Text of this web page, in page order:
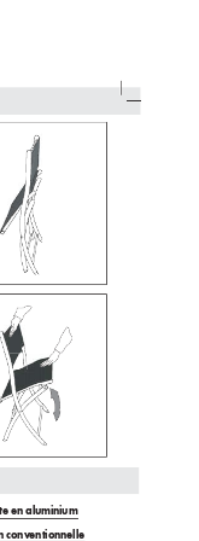
en aluminium
conventionnelle